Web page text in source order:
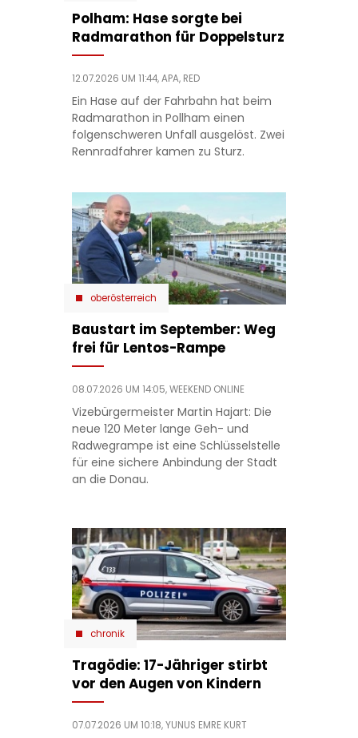
Polham: Hase sorgte bei
Radmarathon für Doppelsturz
12.07.2026 UM 11:44,APA, RED
Ein Hase auf der Fahrbahn hat beim
Radmarathon in Pollham einen
folgenschweren Unfall ausgelöst. Zwei
Rennradfahrer kamen zu Sturz.
oberösterreich
Baustart im September: Weg
frei für Lentos-Rampe
08.07.2026 UM 14:05,WEEKEND ONLINE
Vizebürgermeister Martin Hajart: Die
neue 120 Meter lange Geh- und
Radwegrampe ist eine Schlüsselstelle
für eine sichere Anbindung der Stadt
an die Donau.
chronik
Tragödie: 17-Jähriger stirbt
vor den Augen von Kindern
07.07.2026 UM 10:18,YUNUS EMRE KURT